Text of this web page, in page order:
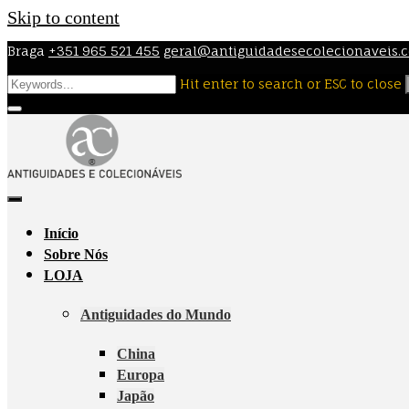
Skip to content
Braga +351 965 521 455
Hit enter to search or ESC to close
Início
Sobre Nós
LOJA
Antiguidades do Mundo
China
Europa
Japão